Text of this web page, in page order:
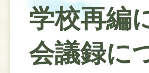
学校再編
会議録に